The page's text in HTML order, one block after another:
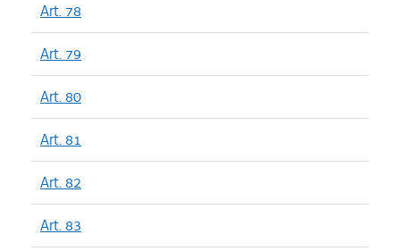
Art. 78
Art. 79
Art. 80
Art. 81
Art. 82
Art. 83